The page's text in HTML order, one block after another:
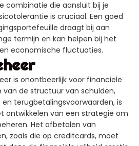
combinatie die aansluit bij je
is cruciaal. Een goed
draagt bij aan
termijn en kan helpen bij het
economische fluctuaties.
is onontbeerlijk voor financiële
van de structuur van schulden,
terugbetalingsvoorwaarden, is
ontwikkelen van een strategie om
Het afbetalen van
zoals die op creditcards, moet